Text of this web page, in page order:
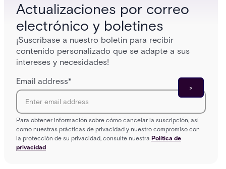
Actualizaciones por correo
electrónico y boletines
¡Suscríbase a nuestro boletín para recibir
contenido personalizado que se adapte a sus
intereses y necesidades!
Email address*
Para obtener información sobre cómo cancelar la suscripción, así
como nuestras prácticas de privacidad y nuestro compromiso con
la protección de su privacidad, consulte nuestra Política de
privacidad